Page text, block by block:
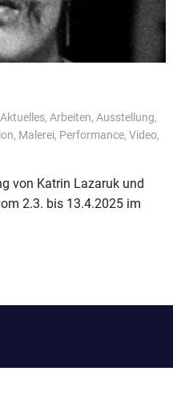
Aktuelles, Arbeiten, Ausstellung,
, Malerei, Performance,Video,
von Katrin Lazaruk und
2.3. bis 13.4.2025 im